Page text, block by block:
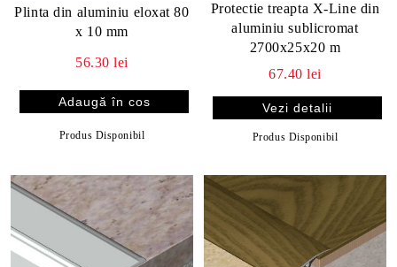
Plinta din aluminiu eloxat 80
x 10 mm
56.30 lei
Produs Disponibil
Protectie treapta X-Line din
aluminiu sublicromat
2700x25x20 m
67.40 lei
Vezi detalii
Produs Disponibil